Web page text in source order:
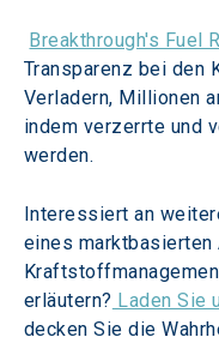
Breakthrough's Fuel
Transparenz bei
Verladern, Millionen
indem verzerrte und
werden.
Interessiert an
eines
erläutern? Laden Sie
decken Sie die